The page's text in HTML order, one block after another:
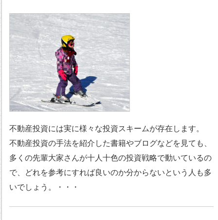
不動産投資には実に様々な投資スキームが存在します。
不動産投資の手法を紹介した書籍やブログなどを見ても、
多くの先輩大家さんが十人十色の投資戦略で動いているの
で、どれを参考にすれば良いのか分からないという人も多
いでしょう。・・・